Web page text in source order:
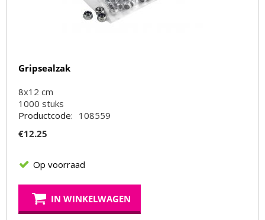
Gripsealzak
8x12 cm
1000 stuks
Productcode: 108559
€12.25
Op voorraad
IN WINKELWAGEN